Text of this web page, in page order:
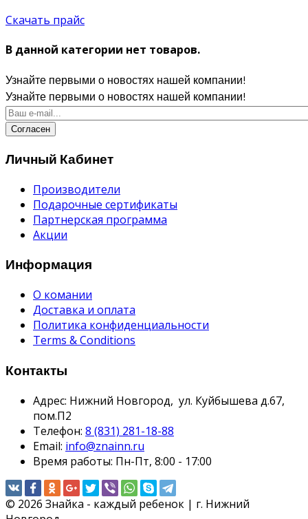
Скачать прайс
В данной категории нет товаров.
Узнайте первыми о новостях нашей компании!
Узнайте первыми о новостях нашей компании!
Согласен
Личный Кабинет
Производители
Подарочные сертификаты
Партнерская программа
Акции
Информация
О комании
Доставка и оплата
Политика конфиденциальности
Terms & Conditions
Контакты
Адрес: Нижний Новгород, ул. Куйбышева д.67,
пом.П2
Телефон: 8 (831) 281-18-88
Email: info@znainn.ru
Время работы: Пн-Пт, 8:00 - 17:00
© 2026 Знайка - каждый ребенок | г. Нижний